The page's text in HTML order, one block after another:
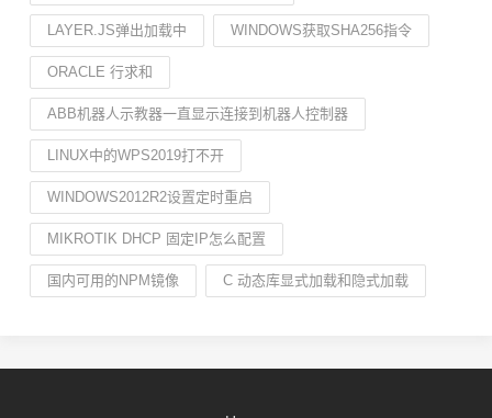
LAYER.JS弹出加载中 WINDOWS获取SHA256指令
ORACLE 行求和
ABB机器人示教器一直显示连接到机器人控制器
LINUX中的WPS2019打不开
WINDOWS2012R2设置定时重启
MIKROTIK DHCP 固定IP怎么配置
国内可用的NPM镜像 C 动态库显式加载和隐式加载